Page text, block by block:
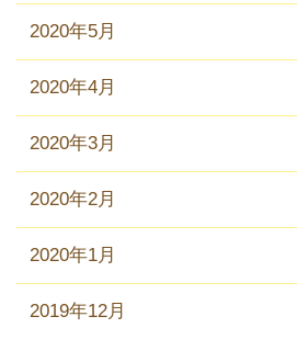
2020年5月
2020年4月
2020年3月
2020年2月
2020年1月
2019年12月